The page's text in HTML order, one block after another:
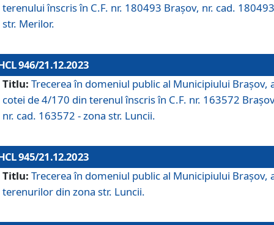
terenului înscris în C.F. nr. 180493 Brașov, nr. cad.
str. Merilor.
946/21.12.2023
Titlu: Trecerea în domeniul public al Municipiului Braşov,
cotei de 4/170 din terenul înscris în C.F. nr. 163572
nr. cad. 163572 - zona str. Luncii.
945/21.12.2023
Titlu: Trecerea în domeniul public al Municipiului Braşov,
terenurilor din zona str. Luncii.